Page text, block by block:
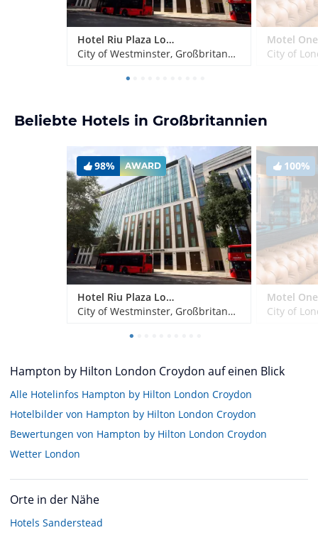
Hotel Riu Plaza London Victoria
City of Westminster, Großbritannien
City of
Beliebte Hotels in Großbritannien
98% AWARD
Hotel Riu Plaza London Victoria
City of Westminster, Großbritannien
100%
City of
Hampton by Hilton London Croydon auf einen Blick
Alle Hotelinfos Hampton by Hilton London Croydon
Hotelbilder von Hampton by Hilton London Croydon
Bewertungen von Hampton by Hilton London Croydon
Wetter London
Orte in der Nähe
Hotels Sanderstead